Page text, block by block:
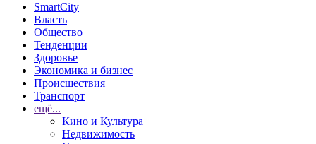
SmartCity
Власть
Общество
Тенденции
Здоровье
Экономика и бизнес
Происшествия
Транспорт
ещё...
Кино и Культура
Недвижимость